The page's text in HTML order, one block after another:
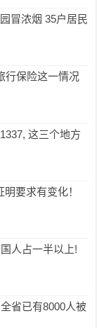
冒浓烟 35户居民
行保险这一情况
这三个地方
要求有变化！
人占一半以上!
省已有8000人被